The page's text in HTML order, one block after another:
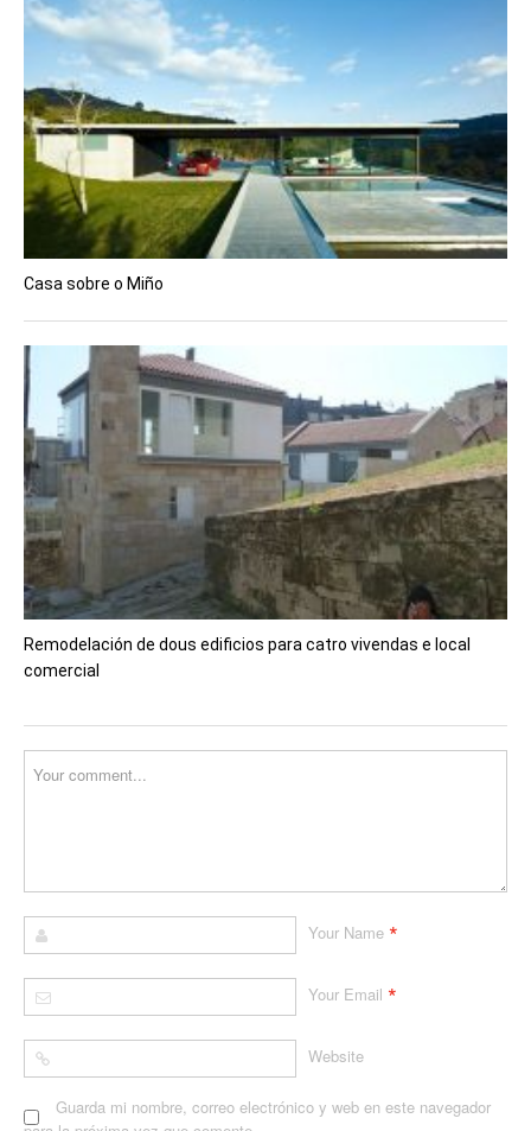
Casa sobre o Miño
Remodelación de dous edificios para catro vivendas e local
comercial
Your Name *
Your Email *
Website
Guarda mi nombre, correo electrónico y web en este navegador